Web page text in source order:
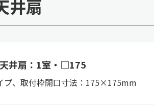
井扇
井扇：1室・□175
プ、取付枠開口寸法：175×175mm